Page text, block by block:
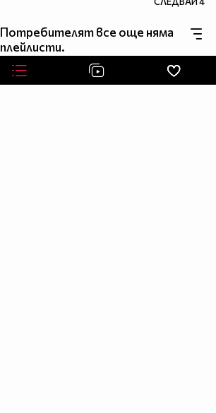
Потребителят все още няма
плейлисти.